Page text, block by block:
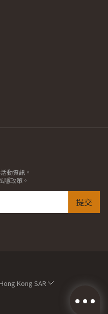
動資訊。
隱政策。
提交
Hong Kong SAR